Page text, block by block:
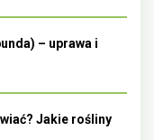
– uprawa i
Jakie rośliny